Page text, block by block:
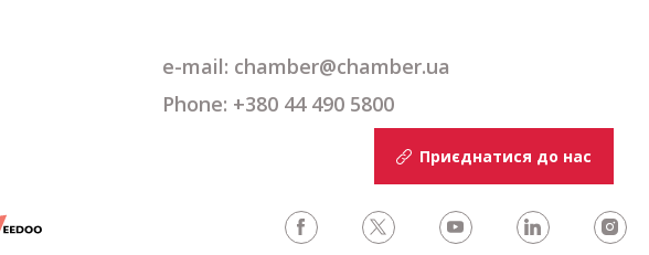
e-mail: chamber@chamber.ua
Phone: +380 44 490 5800
Приєднатися до нас